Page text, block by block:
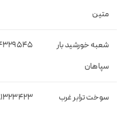
متین
شعبه خورشید بار
سپاهان
سوخت ترابر غرب